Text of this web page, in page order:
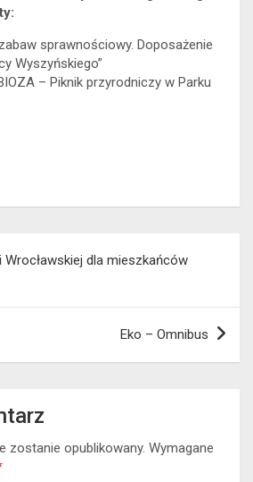
sprawnościowy. Doposażenie
Wyszyńskiego”
– Piknik przyrodniczy w Parku
dla mieszkańców
Eko – Omnibus
zostanie opublikowany. Wymagane